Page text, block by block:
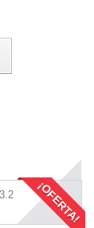
¡OFERTA!